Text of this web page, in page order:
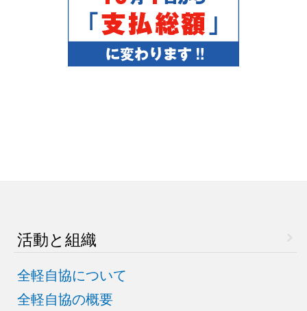
活動と組織
全軽自協について
全軽自協の概要